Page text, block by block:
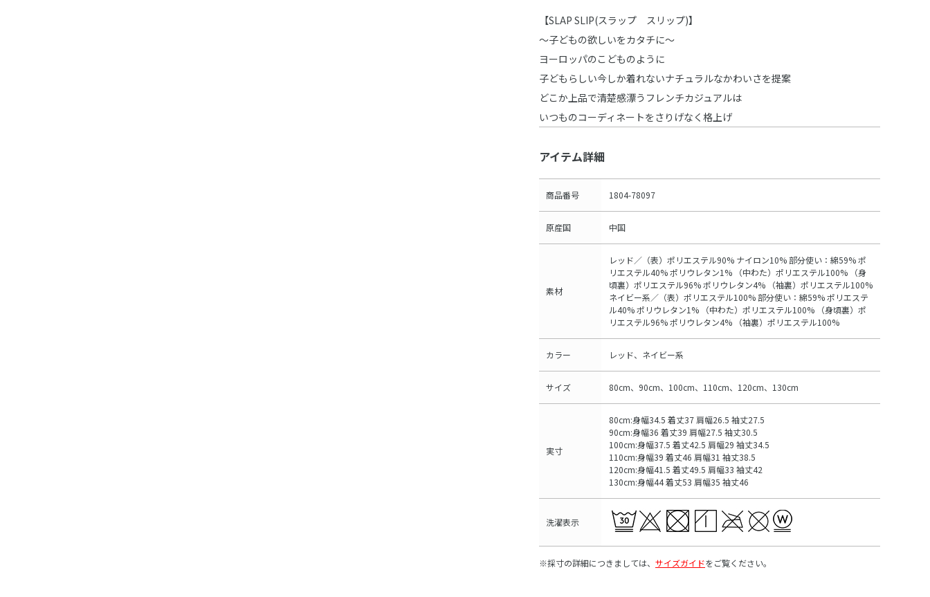
【SLAP SLIP(スラップ スリップ)】
～子どもの欲しいをカタチに～
ヨーロッパのこどものように
子どもらしい今しか着れないナチュラルなかわいさを提案
どこか上品で清楚感漂うフレンチカジュアルは
いつものコーディネートをさりげなく格上げ
アイテム詳細
商品番号 1804-78097
原産国 中国
素材
レッド／（表）ポリエステル90% ナイロン10% 部分使い：綿59% ポ
リエステル40% ポリウレタン1% （中わた）ポリエステル100% （身
頃裏）ポリエステル96% ポリウレタン4% （袖裏）ポリエステル100%
ネイビー系／（表）ポリエステル100% 部分使い：綿59% ポリエステ
ル40% ポリウレタン1% （中わた）ポリエステル100% （身頃裏）ポ
リエステル96% ポリウレタン4% （袖裏）ポリエステル100%
カラー レッド、ネイビー系
サイズ 80cm、90cm、100cm、110cm、120cm、130cm
実寸
80cm:身幅34.5 着丈37 肩幅26.5 袖丈27.5
90cm:身幅36 着丈39 肩幅27.5 袖丈30.5
100cm:身幅37.5 着丈42.5 肩幅29 袖丈34.5
110cm:身幅39 着丈46 肩幅31 袖丈38.5
120cm:身幅41.5 着丈49.5 肩幅33 袖丈42
130cm:身幅44 着丈53 肩幅35 袖丈46
洗濯表示
※採寸の詳細につきましては、 サイズガイドをご覧ください。